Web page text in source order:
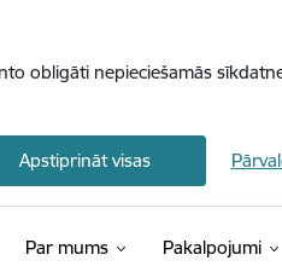
obligāti nepieciešamās
Apstiprināt visas
Par mums Pakalpojumi